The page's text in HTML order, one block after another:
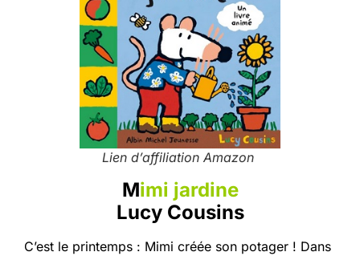
Lien d’affiliation Amazon
Mimi jardine
Lucy Cousins
C’est le printemps : Mimi créée son potager ! Dans